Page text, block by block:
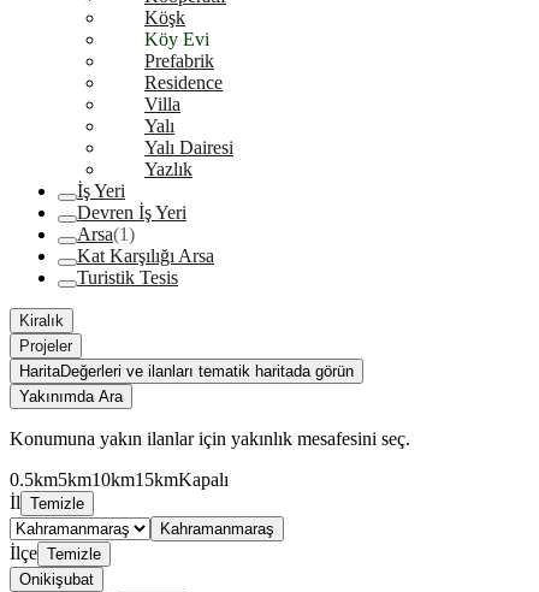
Köşk
Köy Evi
Prefabrik
Residence
Villa
Yalı
Yalı Dairesi
Yazlık
İş Yeri
Devren İş Yeri
Arsa(1)
Kat Karşılığı Arsa
Turistik Tesis
Kiralık
Projeler
HaritaDeğerleri ve ilanları tematik haritada görün
Yakınımda Ara
Konumuna yakın ilanlar için yakınlık mesafesini seç.
0.5km5km10km15kmKapalı
İl Temizle
Kahramanmaraş
İlçe Temizle
Onikişubat